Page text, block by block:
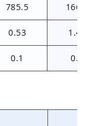
785.5 166.6
0.53 1.45
0.1 0.3